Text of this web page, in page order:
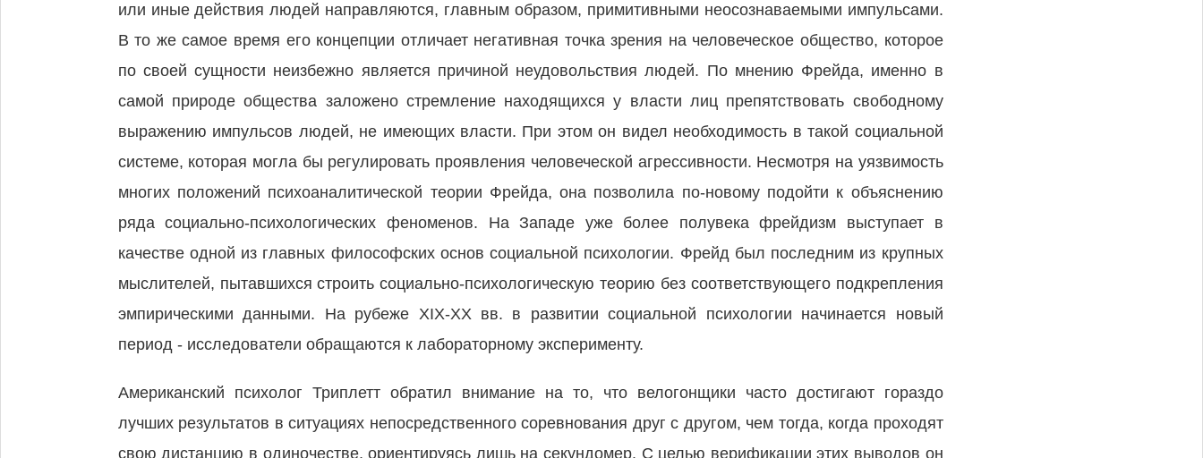
или иные действия людей направляются, главным образом, примитивными неосознаваемыми импульсами.
В то же самое время его концепции отличает негативная точка зрения на человеческое общество, которое
по своей сущности неизбежно является причиной неудовольствия людей. По мнению Фрейда, именно в
самой природе общества заложено стремление находящихся у власти лиц препятствовать свободному
выражению импульсов людей, не имеющих власти. При этом он видел необходимость в такой социальной
системе, которая могла бы регулировать проявления человеческой агрессивности. Несмотря на уязвимость
многих положений психоаналитической теории Фрейда, она позволила по-новому подойти к объяснению
ряда социально-психологических феноменов. На Западе уже более полувека фрейдизм выступает в
качестве одной из главных философских основ социальной психологии. Фрейд был последним из крупных
мыслителей, пытавшихся строить социально-психологическую теорию без соответствующего подкрепления
эмпирическими данными. На рубеже XIX-XX вв. в развитии социальной психологии начинается новый
период - исследователи обращаются к лабораторному эксперименту.
Американский психолог Триплетт обратил внимание на то, что велогонщики часто достигают гораздо
лучших результатов в ситуациях непосредственного соревнования друг с другом, чем тогда, когда проходят
свою дистанцию в одиночестве, ориентируясь лишь на секундомер. С целью верификации этих выводов он